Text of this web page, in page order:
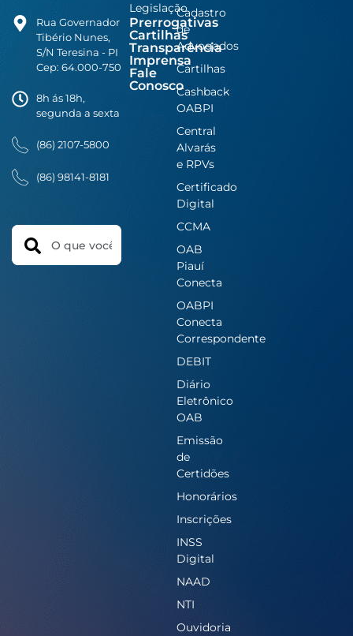
Rua Governador
Tibério Nunes,
S/N Teresina - PI
Cep: 64.000-750
8h ás 18h,
segunda a sexta
(86) 2107-5800
(86) 98141-8181
Search
Legislação
Prerrogativas
Cartilhas
Transparência
Imprensa
Fale
Conosco
Cadastro
de
Advogados
Cartilhas
Cashback
OABPI
Central
Alvarás
e RPVs
Certificado
Digital
CCMA
OAB
Piauí
Conecta
OABPI
Conecta
Correspondente
DEBIT
Diário
Eletrônico
OAB
Emissão
de
Certidões
Honorários
Inscrições
INSS
Digital
NAAD
NTI
Ouvidoria